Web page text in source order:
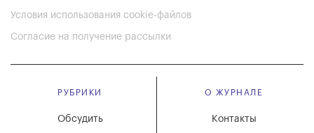
Условия использования cookie-файлов
Согласие на получение рассылки
РУБРИКИ
Обсудить
О ЖУРНАЛЕ
Контакты